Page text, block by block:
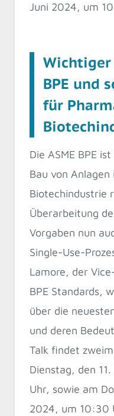
Juni 2024, um
Wichtiger
BPE und
für
Die ASME BPE
Bau von
Biotechindustrie
Überarbeitung
Vorgaben nun
Single-Use-
Lamore, der
BPE Standards,
über die
und deren
Talk findet
Dienstag, den
Uhr, sowie am
2024, um 10:30